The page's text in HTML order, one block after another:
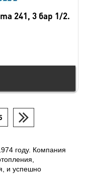
241, 3 бар 1/2.
году. Компания
и успешно